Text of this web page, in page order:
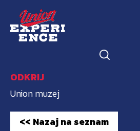
<< Nazaj na seznam
ODKRIJ
Union muzej